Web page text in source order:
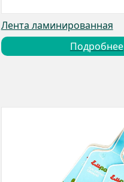
Лента ламинированная
Подробнее